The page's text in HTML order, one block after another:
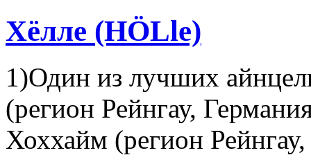
Хёлле (HÖLle)
1)Один из лучших
(регион Рейнгау,
Хоххайм (регион